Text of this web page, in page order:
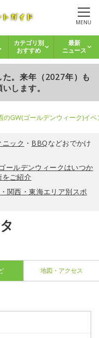
MENU
カテゴリ別
おすすめ
最新
ニュース
。来年（2027年）も
します。
のGW(ゴールデンウィーク)イ
ニック ・ BBQなどおでかけ
ールデンウィークはいつか
ご紹介
関西・東海エリア別スポ
地図・アクセス